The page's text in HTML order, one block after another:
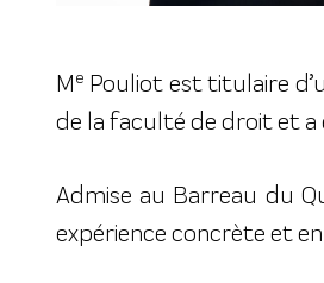
Me Pouliot est titulaire
de la faculté de droit et a
Admise au Barreau du
expérience concrète et